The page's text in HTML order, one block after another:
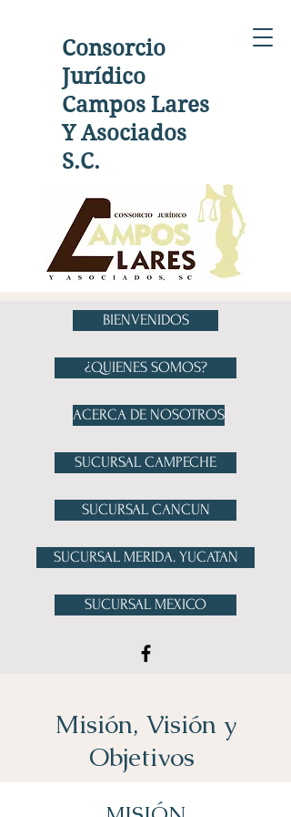
Consorcio
Jurídico
Campos Lares
Y Asociados
S.C.
BIENVENIDOS
¿QUIENES SOMOS?
ACERCA DE NOSOTROS
SUCURSAL CAMPECHE
SUCURSAL CANCUN
SUCURSAL MERIDA. YUCATAN
SUCURSAL MEXICO
Misión, Visión y
Objetivos